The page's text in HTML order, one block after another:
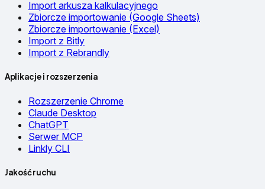
Import arkusza kalkulacyjnego
Zbiorcze importowanie (Google Sheets)
Zbiorcze importowanie (Excel)
Import z Bitly
Import z Rebrandly
Aplikacje i rozszerzenia
Rozszerzenie Chrome
Claude Desktop
ChatGPT
Serwer MCP
Linkly CLI
Jakość ruchu